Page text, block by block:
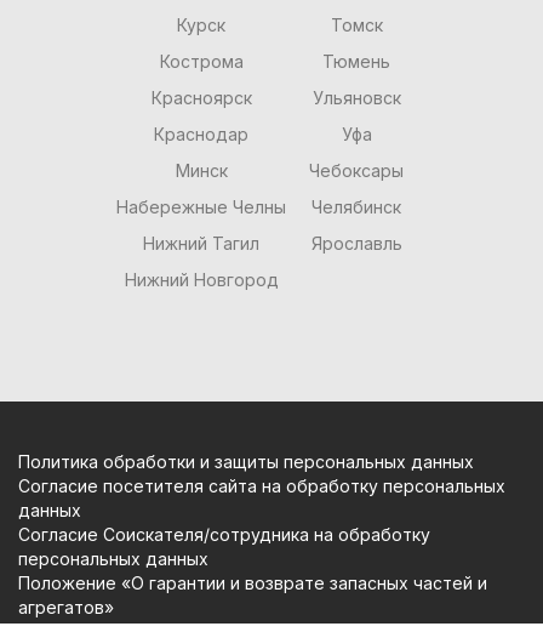
Курск
Кострома
Красноярск
Краснодар
Минск
Набережные Челны
Нижний Тагил
Нижний Новгород
Томск
Тюмень
Ульяновск
Уфа
Чебоксары
Челябинск
Ярославль
Политика обработки и защиты персональных данных
Согласие посетителя сайта на обработку персональных
данных
Согласие Соискателя/сотрудника на обработку
персональных данных
Положение «О гарантии и возврате запасных частей и
агрегатов»